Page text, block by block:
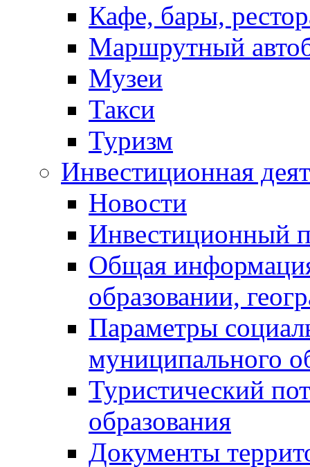
Кафе, бары,
Маршрутный
Музеи
Такси
Туризм
Инвестиционная
Новости
Инвестиционный
Общая
образовании,
Параметры
муниципального
Туристический
образования
Документы